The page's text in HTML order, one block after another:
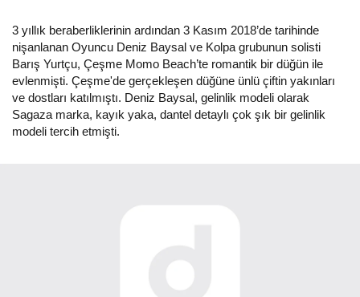
3 yıllık beraberliklerinin ardından 3 Kasım 2018’de tarihinde
nişanlanan Oyuncu Deniz Baysal ve Kolpa grubunun solisti
Barış Yurtçu, Çeşme Momo Beach’te romantik bir düğün ile
evlenmişti. Çeşme'de gerçekleşen düğüne ünlü çiftin yakınları
ve dostları katılmıştı. Deniz Baysal, gelinlik modeli olarak
Sagaza marka, kayık yaka, dantel detaylı çok şık bir gelinlik
modeli tercih etmişti.